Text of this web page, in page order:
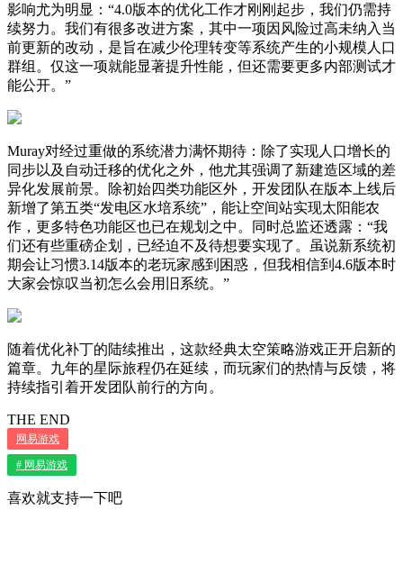
影响尤为明显：“4.0版本的优化工作才刚刚起步，我们仍需持
续努力。我们有很多改进方案，其中一项因风险过高未纳入当
前更新的改动，是旨在减少伦理转变等系统产生的小规模人口
群组。仅这一项就能显著提升性能，但还需要更多内部测试才
能公开。”
Muray对经过重做的系统潜力满怀期待：除了实现人口增长的
同步以及自动迁移的优化之外，他尤其强调了新建造区域的差
异化发展前景。除初始四类功能区外，开发团队在版本上线后
新增了第五类“发电区水培系统”，能让空间站实现太阳能农
作，更多特色功能区也已在规划之中。同时总监还透露：“我
们还有些重磅企划，已经迫不及待想要实现了。虽说新系统初
期会让习惯3.14版本的老玩家感到困惑，但我相信到4.6版本时
大家会惊叹当初怎么会用旧系统。”
随着优化补丁的陆续推出，这款经典太空策略游戏正开启新的
篇章。九年的星际旅程仍在延续，而玩家们的热情与反馈，将
持续指引着开发团队前行的方向。
THE END
网易游戏
# 网易游戏
喜欢就支持一下吧